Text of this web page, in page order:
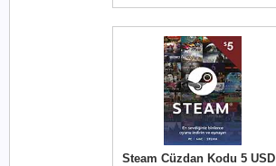
Steam Cüzdan Kodu 5 USD